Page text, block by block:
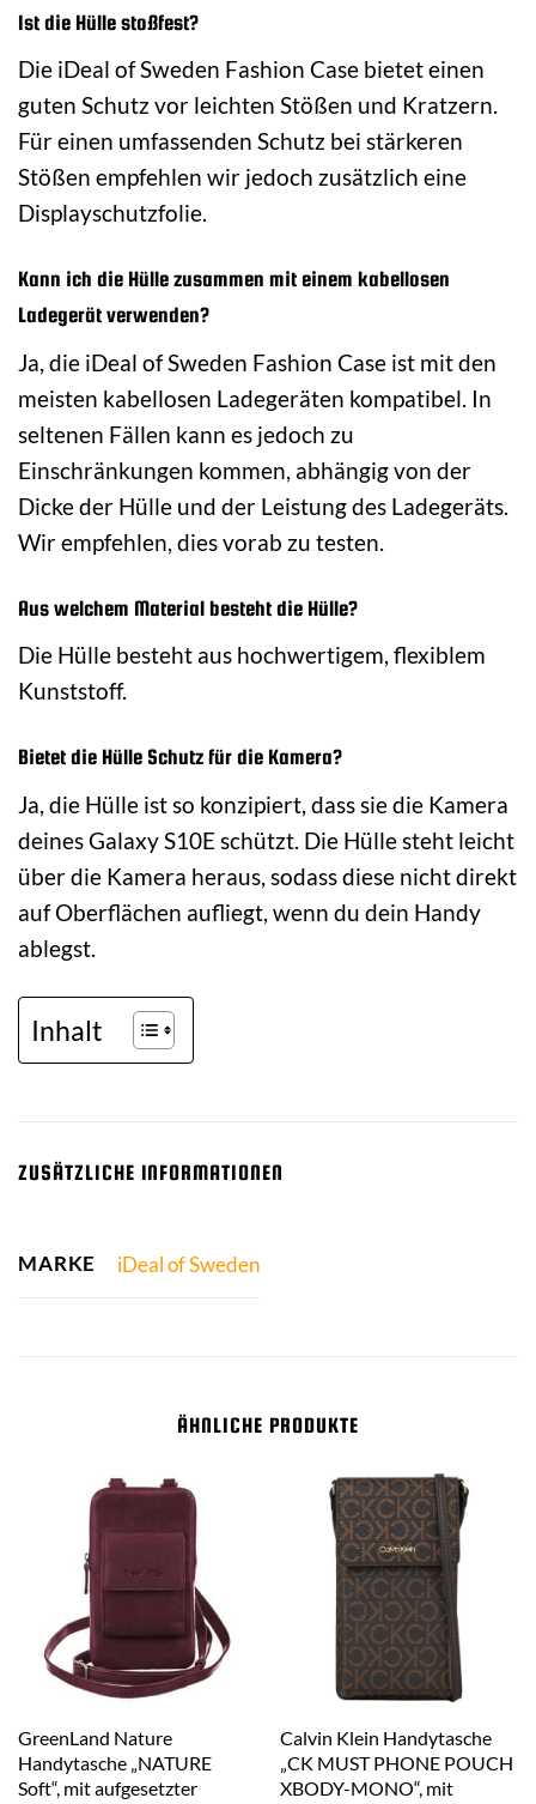
Ist die Hülle stoßfest?
Die iDeal of Sweden Fashion Case bietet einen
guten Schutz vor leichten Stößen und Kratzern.
Für einen umfassenden Schutz bei stärkeren
Stößen empfehlen wir jedoch zusätzlich eine
Displayschutzfolie.
Kann ich die Hülle zusammen mit einem kabellosen
Ladegerät verwenden?
Ja, die iDeal of Sweden Fashion Case ist mit den
meisten kabellosen Ladegeräten kompatibel. In
seltenen Fällen kann es jedoch zu
Einschränkungen kommen, abhängig von der
Dicke der Hülle und der Leistung des Ladegeräts.
Wir empfehlen, dies vorab zu testen.
Aus welchem Material besteht die Hülle?
Die Hülle besteht aus hochwertigem, flexiblem
Kunststoff.
Bietet die Hülle Schutz für die Kamera?
Ja, die Hülle ist so konzipiert, dass sie die Kamera
deines Galaxy S10E schützt. Die Hülle steht leicht
über die Kamera heraus, sodass diese nicht direkt
auf Oberflächen aufliegt, wenn du dein Handy
ablegst.
Inhalt
ZUSÄTZLICHE INFORMATIONEN
MARKE iDeal of Sweden
ÄHNLICHE PRODUKTE
GreenLand Nature
Handytasche „NATURE
Soft“, mit aufgesetzter
Calvin Klein Handytasche
„CK MUST PHONE POUCH
XBODY-MONO“, mit